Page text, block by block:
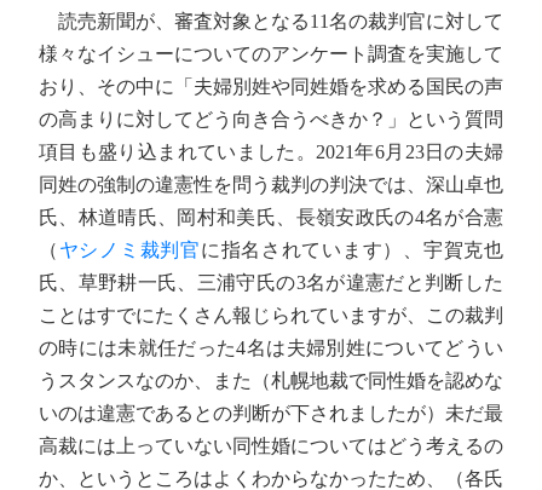
読売新聞が、審査対象となる11名の裁判官に対して
様々なイシューについてのアンケート調査を実施して
おり、その中に「夫婦別姓や同姓婚を求める国民の声
の高まりに対してどう向き合うべきか？」という質問
項目も盛り込まれていました。2021年6月23日の夫婦
同姓の強制の違憲性を問う裁判の判決では、深山卓也
氏、林道晴氏、岡村和美氏、長嶺安政氏の4名が合憲
（ ヤシノミ裁判官に指名されています）、宇賀克也
氏、草野耕一氏、三浦守氏の3名が違憲だと判断した
ことはすでにたくさん報じられていますが、この裁判
の時には未就任だった4名は夫婦別姓についてどうい
うスタンスなのか、また（札幌地裁で同性婚を認めな
いのは違憲であるとの判断が下されましたが）未だ最
高裁には上っていない同性婚についてはどう考えるの
か、というところはよくわからなかったため、（各氏